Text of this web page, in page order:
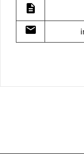
description
mail